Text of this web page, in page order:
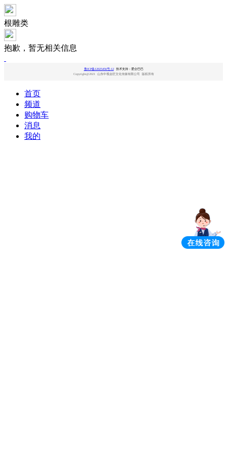
根雕类
抱歉，暂无相关信息
鲁ICP备12025456号-12
技术支持：爱企巴巴
Copyright@2021 山东中视金匠文化传媒有限公司 版权所有
首页
频道
购物车
消息
我的